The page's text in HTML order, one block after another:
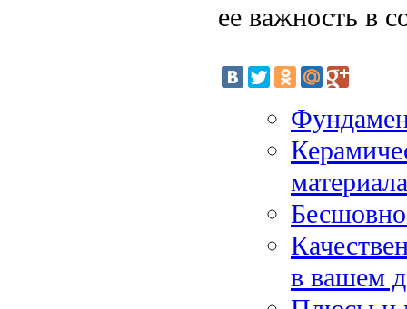
ее важность в
материала
в вашем